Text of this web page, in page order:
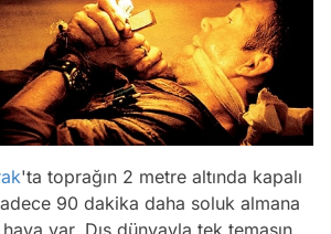
'ta toprağın 2 metre altında kapalı
90 dakika daha soluk almana
var. Dış dünyayla tek temasın,